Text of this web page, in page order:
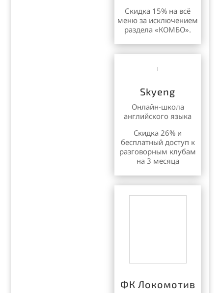
Скидка 15% на всё
меню за исключением
раздела «КОМБО».
Skyeng
Онлайн-школа
английского языка
Cкидка 26% и
бесплатный доступ к
разговорным клубам
на 3 месяца
ФК Локомотив